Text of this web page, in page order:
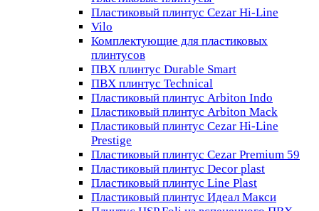
Пластиковый плинтус Cezar Hi-Line
Vilo
Комплектующие для пластиковых
плинтусов
ПВХ плинтус Durable Smart
ПВХ плинтус Technical
Пластиковый плинтус Arbiton Indo
Пластиковый плинтус Arbiton Mack
Пластиковый плинтус Cezar Hi-Line
Prestige
Пластиковый плинтус Cezar Premium 59
Пластиковый плинтус Decor plast
Пластиковый плинтус Line Plast
Пластиковый плинтус Идеал Макси